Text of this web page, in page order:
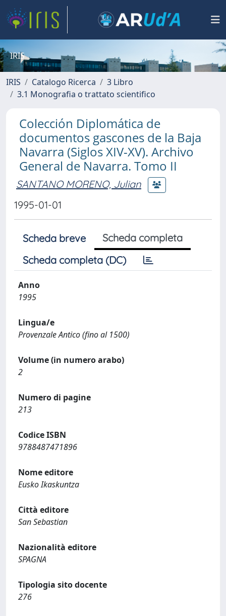
IRIS
IRIS Catalogo Ricerca
3 Libro
3.1 Monografia o trattato scientifico
Colección Diplomática de
documentos gascones de la Baja
Navarra (Siglos XIV-XV). Archivo
General de Navarra. Tomo II
SANTANO MORENO, Julian
1995-01-01
Scheda breve
Scheda completa
Scheda completa (DC)
Anno
1995
Lingua/e
Provenzale Antico (fino al 1500)
Volume (in numero arabo)
2
Numero di pagine
213
Codice ISBN
9788487471896
Nome editore
Eusko Ikaskuntza
Città editore
San Sebastian
Nazionalità editore
SPAGNA
Tipologia sito docente
276